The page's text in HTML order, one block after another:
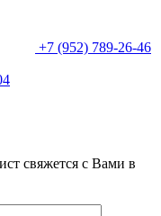
+7 (952) 789-26-46
свяжется с Вами в